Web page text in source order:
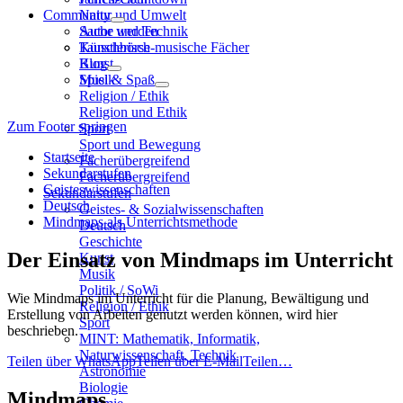
Natur und Umwelt
Sache und Technik
Künstlerisch-musische Fächer
Kunst
Musik
Religion / Ethik
Religion und Ethik
Sport
Sport und Bewegung
Fächerübergreifend
Fächerübergreifend
Sekundarstufen
Geistes- & Sozialwissenschaften
Deutsch
Geschichte
Kunst
Musik
Politik / SoWi
Religion / Ethik
Sport
MINT: Mathematik, Informatik,
Naturwissenschaft, Technik
Astronomie
Biologie
Community
Autor werden
Tauschbörse
Blog
Spiel & Spaß
Zum Footer springen
Startseite
Sekundarstufen
Geisteswissenschaften
Deutsch
Mindmaps als Unterrichtsmethode
Der Einsatz von Mindmaps im Unterricht
Wie Mindmaps im Unterricht für die Planung, Bewältigung und
Erstellung von Arbeiten genutzt werden können, wird hier
beschrieben.
Teilen über WhatsAppTeilen über E-MailTeilen…